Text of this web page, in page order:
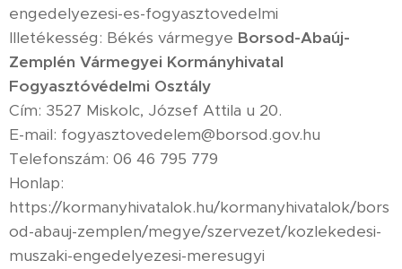
engedelyezesi-es-fogyasztovedelmi
Illetékesség: Békés vármegye Borsod-Abaúj-
Zemplén Vármegyei Kormányhivatal
Fogyasztóvédelmi Osztály
Cím: 3527 Miskolc, József Attila u 20.
E-mail: fogyasztovedelem@borsod.gov.hu
Telefonszám: 06 46 795 779
Honlap:
https://kormanyhivatalok.hu/kormanyhivatalok/bors
od-abauj-zemplen/megye/szervezet/kozlekedesi-
muszaki-engedelyezesi-meresugyi